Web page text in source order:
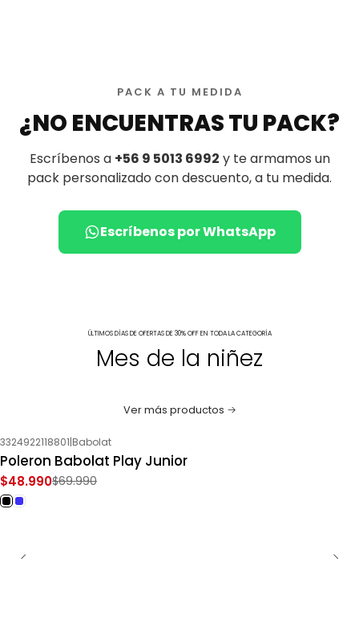
PACK A TU MEDIDA
¿NO ENCUENTRAS TU PACK?
Escríbenos a +56 9 5013 6992 y te armamos un
pack personalizado con descuento, a tu medida.
Escríbenos por WhatsApp
ÚLTIMOS DÍAS DE OFERTAS DE 30% OFF EN TODA LA CATEGORÍA
Mes de la niñez
Ver más productos
-30%OFF
3324922118801|Babolat
Poleron Babolat Play Junior
$48.990$69.990